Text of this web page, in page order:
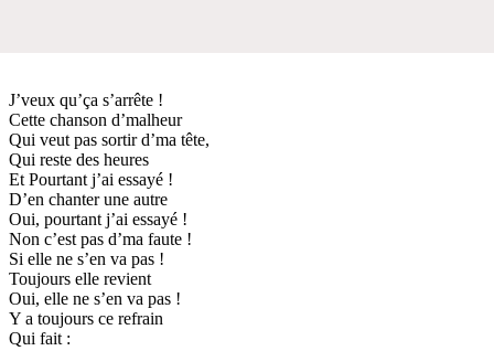
J’veux qu’ça s’arrête !
Cette chanson d’malheur
Qui veut pas sortir d’ma tête,
Qui reste des heures
Et Pourtant j’ai essayé !
D’en chanter une autre
Oui, pourtant j’ai essayé !
Non c’est pas d’ma faute !
Si elle ne s’en va pas !
Toujours elle revient
Oui, elle ne s’en va pas !
Y a toujours ce refrain
Qui fait :